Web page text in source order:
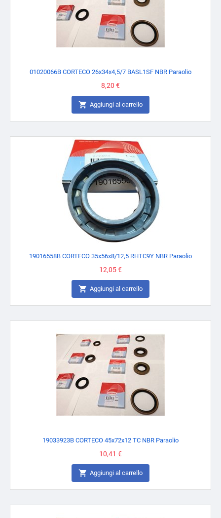
01020066B CORTECO 26x34x4,5/7 BASL1SF NBR Paraolio
Prezzo
8,20 €
 Aggiungi al carrello
19016558B CORTECO 35x56x8/12,5 RHTC9Y NBR Paraolio
Prezzo
12,05 €
 Aggiungi al carrello
19033923B CORTECO 45x72x12 TC NBR Paraolio
Prezzo
10,41 €
 Aggiungi al carrello